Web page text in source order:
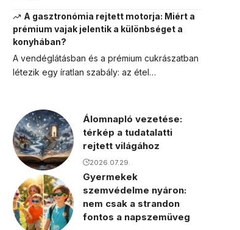
A gasztronómia rejtett motorja: Miért a
prémium vajak jelentik a különbséget a
konyhában?
A vendéglátásban és a prémium cukrászatban
létezik egy íratlan szabály: az étel…
Álomnapló vezetése:
térkép a tudatalatti
rejtett világához
2026.07.29.
Gyermekek
szemvédelme nyáron:
nem csak a strandon
fontos a napszemüveg